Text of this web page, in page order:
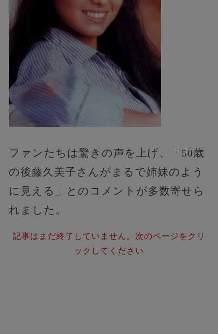
ファンたちは驚きの声を上げ、「50歳
の後藤久美子さんがまるで姉妹のよう
に見える」とのコメントが多数寄せら
れました。
記事はまだ終了していません。次のページをクリ
ックしてください